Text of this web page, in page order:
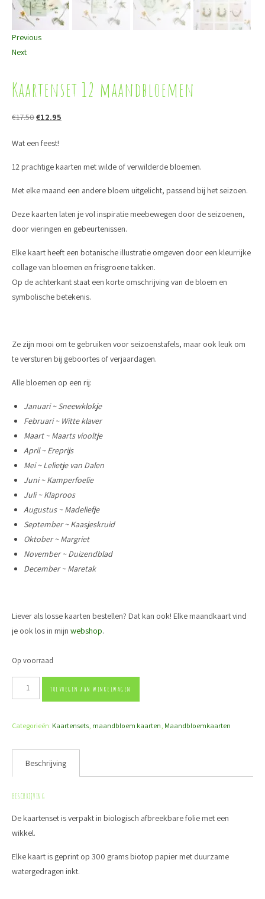
Previous
Next
Kaartenset 12 maandbloemen
€17.50Oorspronkelijke prijs was: €17.50.
€12.95
Wat een feest!
12 prachtige kaarten met wilde of verwilderde bloemen.
Met elke maand een andere bloem uitgelicht, passend bij het seizoen.
Deze kaarten laten je vol inspiratie meebewegen door de seizoenen,
door vieringen en gebeurtenissen.
Elke kaart heeft een botanische illustratie omgeven door een kleurrijke
collage van bloemen en frisgroene takken.
Op de achterkant staat een korte omschrijving van de bloem en
symbolische betekenis.
Ze zijn mooi om te gebruiken voor seizoenstafels, maar ook leuk om
te versturen bij geboortes of verjaardagen.
Alle bloemen op een rij:
Januari ~ Sneewklokje
Februari ~ Witte klaver
Maart ~ Maarts viooltje
April ~ Ereprijs
Mei ~ Lelietje van Dalen
Juni ~ Kamperfoelie
Juli ~ Klaproos
Augustus ~ Madeliefje
September ~ Kaasjeskruid
Oktober ~ Margriet
November ~ Duizendblad
December ~ Maretak
Liever als losse kaarten bestellen? Dat kan ook! Elke maandkaart vind
je ook los in mijn webshop.
Op voorraad
Kaartenset 12 maandbloemen aantal
TOEVOEGEN AAN WINKELWAGEN
Categorieën: Kaartensets, maandbloem kaarten, Maandbloemkaarten
Beschrijving
BESCHRIJVING
De kaartenset is verpakt in biologisch afbreekbare folie met een
wikkel.
Elke kaart is geprint op 300 grams biotop papier met duurzame
watergedragen inkt.